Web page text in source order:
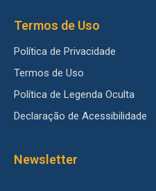
Termos de Uso
Política de Privacidade
Termos de Uso
Política de Legenda Oculta
Declaração de Acessibilidade
Newsletter